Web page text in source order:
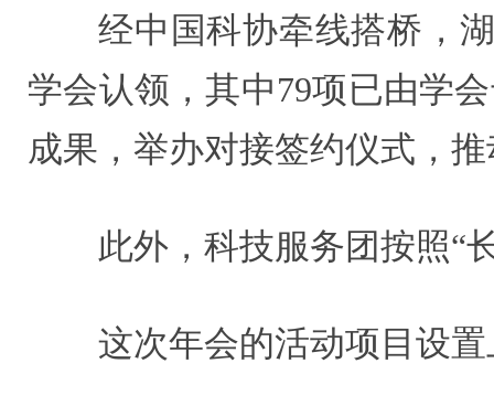
经中国科协牵线搭桥，
学会认领，其中79项已由学
成果，举办对接签约仪式，
此外，科技服务团按照“
这次年会的活动项目设